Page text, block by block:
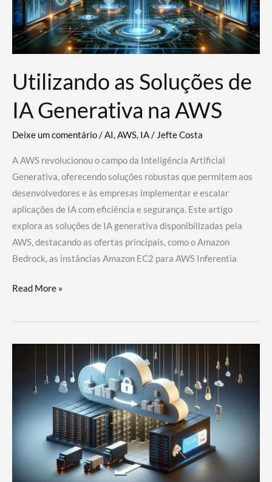
Utilizando as Soluções de
IA Generativa na AWS
Deixe um comentário/AI,AWS, IA/Jefte Costa
A AWS revolucionou o campo da Inteligência Artificial
Generativa, oferecendo soluções robustas que permitem aos
desenvolvedores e às empresas implementar e escalar
aplicações de IA com eficiência e segurança. Este artigo
explora as soluções de IA generativa disponibilizadas pela
AWS, destacando as ofertas principais, como o Amazon
Bedrock, as instâncias Amazon EC2 para AWS Inferentia
Utilizando
Soluções
AWS
Read More »